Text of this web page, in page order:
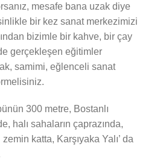
mesafe bana uzak diye
bir kez sanat merkezimizi
bizimle bir kahve, bir çay
gerçekleşen eğitimler
samimi, eğlenceli sanat
300 metre, Bostanlı
halı sahaların çaprazında,
katta, Karşıyaka Yalı’ da